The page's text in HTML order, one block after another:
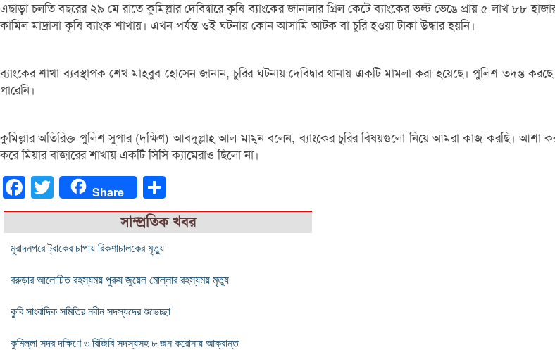
এছাড়া চলতি বছরের ২৯ মে রাতে কুমিল্লার দেবিদ্বারে কৃষি ব্যাংকের জানালার গ্রিল কেটে ব্যাংকের ভল্ট ভেঙে প্রায় ৫ লাখ ৮৮
কামিল মাদ্রাসা কৃষি ব্যাংক শাখায়। এখন পর্যন্ত ওই ঘটনায় কোন আসামি আটক বা চুরি হওয়া টাকা উদ্ধার হয়নি।
ব্যাংকের শাখা ব্যবস্থাপক শেখ মাহবুব হোসেন জানান, চুরির ঘটনায় দেবিদ্বার থানায় একটি মামলা করা হয়েছে। পুলিশ তদন্ত
পারেনি।
কুমিল্লার অতিরিক্ত পুলিশ সুপার (দক্ষিণ) আবদুল্লাহ আল-মামুন বলেন, ব্যাংকের চুরির বিষয়গুলো নিয়ে আমরা কাজ করছি।
করে মিয়ার বাজারের শাখায় একটি সিসি ক্যামেরাও ছিলো না।
FacebookTwitter Share
সাম্প্রতিক খবর
মুরাদনগরে ট্রাকের চাপায় রিকশাচালকের মৃত্যু
বরুড়ার আলোচিত রহস্যময় পুরুষ জুয়েল মোল্লার রহস্যময় মৃত্যু
কুবি সাংবাদিক সমিতির নবীন সদস্যদের শুভেচ্ছা
কুমিল্লা সদর দক্ষিণে ৩ বিজিবি সদস্যসহ ৮ জন করোনায় আক্রান্ত